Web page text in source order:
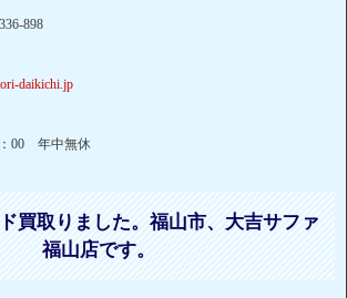
898
daikichi.jp
：00 年中無休
買取りました。福山市、大吉サファ
福山店です。